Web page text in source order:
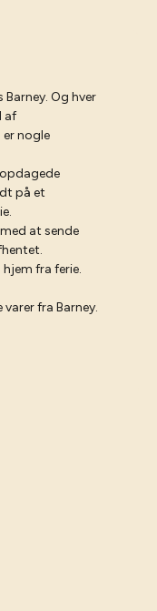
Og hver
af
nogle
på et
at sende
fra ferie.
fra Barney.